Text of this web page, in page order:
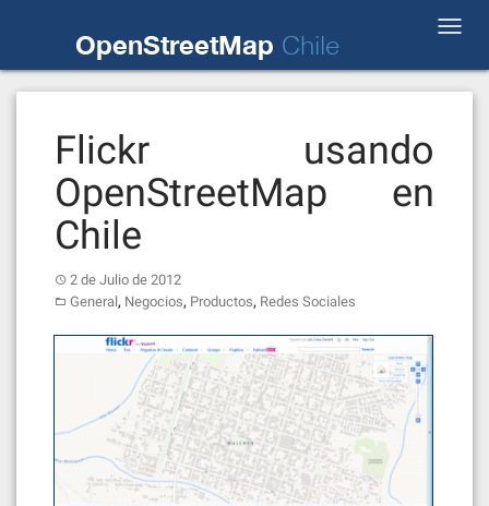
OpenStreetMap Chile
Flickr usando
OpenStreetMap en
Chile
2 de Julio de 2012
General, Negocios, Productos, Redes Sociales